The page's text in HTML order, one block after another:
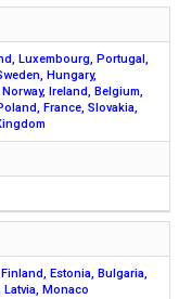
Luxembourg, Portugal,
Hungary,
Ireland, Belgium,
France, Slovakia,
Estonia, Bulgaria,
Latvia, Monaco